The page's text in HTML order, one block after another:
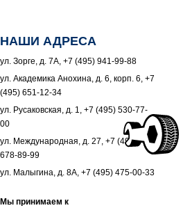
НАШИ АДРЕСА
ул. Зорге, д. 7А, +7 (495) 941-99-88
ул. Академика Анохина, д. 6, корп. 6, +7
(495) 651-12-34
ул. Русаковская, д. 1, +7 (495) 530-77-
00
ул. Международная, д. 27, +7 (495)
678-89-99
ул. Малыгина, д. 8А, +7 (495) 475-00-33
Мы принимаем к